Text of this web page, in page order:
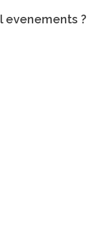
evenements ?